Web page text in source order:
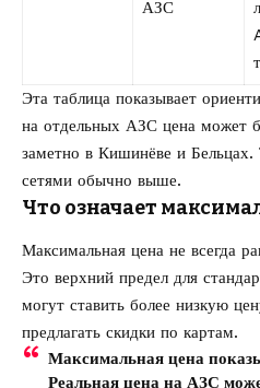
АЗС
Эта таблица показывает
на отдельных АЗС цена может
заметно в Кишинёве и
сетями обычно выше.
Что означает
Максимальная цена не всегда
Это верхний предел для
могут ставить более низкую
предлагать скидки по картам.
Максимальная цена
Реальная цена на АЗС